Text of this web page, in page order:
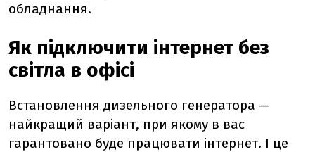
обладнання.
Як підключити інтернет без
світла в офісі
Встановлення дизельного генератора —
найкращий варіант, при якому в вас
гарантовано буде працювати інтернет. І це